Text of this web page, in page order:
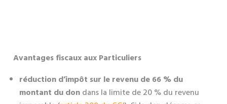
Avantages fiscaux auxParticuliers
réduction d’impôt sur le revenu de 66 % du
montant du dondans la limite de 20 % du revenu